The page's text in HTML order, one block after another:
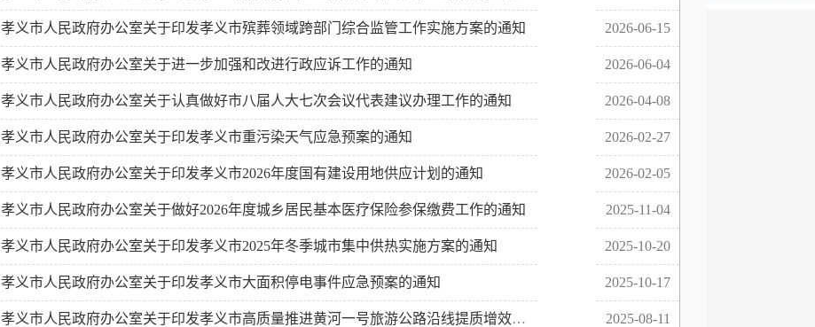
孝义市人民政府办公室关于印发孝义市殡葬领域跨部门综合监管工作实施方案的通知 2026-06-15
孝义市人民政府办公室关于进一步加强和改进行政应诉工作的通知 2026-06-04
孝义市人民政府办公室关于认真做好市八届人大七次会议代表建议办理工作的通知 2026-04-08
孝义市人民政府办公室关于印发孝义市重污染天气应急预案的通知 2026-02-27
孝义市人民政府办公室关于印发孝义市2026年度国有建设用地供应计划的通知 2026-02-05
孝义市人民政府办公室关于做好2026年度城乡居民基本医疗保险参保缴费工作的通知 2025-11-04
孝义市人民政府办公室关于印发孝义市2025年冬季城市集中供热实施方案的通知 2025-10-20
孝义市人民政府办公室关于印发孝义市大面积停电事件应急预案的通知 2025-10-17
孝义市人民政府办公室关于印发孝义市高质量推进黄河一号旅游公路沿线提质增效三 2025-08-11